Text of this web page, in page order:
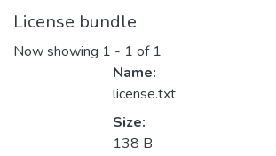
License bundle
Now showing 1 - 1 of 1
Name:
license.txt
Size:
138 B